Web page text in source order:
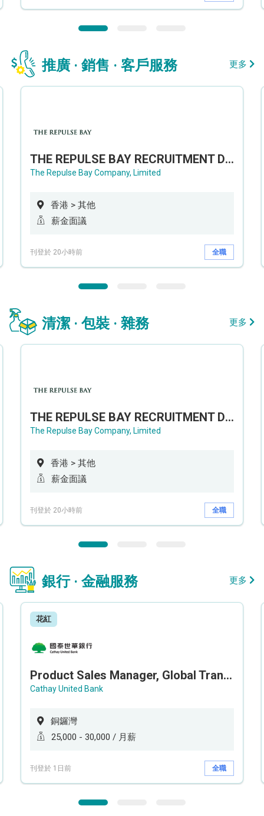
推廣 · 銷售 · 客戶服務 更多
THE REPULSE BAY RECRUITMENT DAY 淺水灣影灣園人才招聘會
The Repulse Bay Company, Limited
香港 > 其他
薪金面議
刊登於 20小時前 全職
清潔 · 包裝 · 雜務 更多
THE REPULSE BAY RECRUITMENT DAY 淺水灣影灣園人才招聘會
The Repulse Bay Company, Limited
香港 > 其他
薪金面議
刊登於 20小時前 全職
銀行 · 金融服務 更多
花紅
Product Sales Manager, Global Transaction Service (GTS)
Cathay United Bank
銅鑼灣
25,000 - 30,000 / 月薪
刊登於 1日前 全職